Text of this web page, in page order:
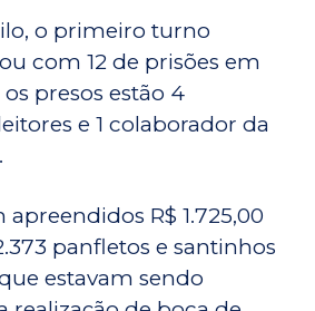
o primeiro turno
com 12 de prisões em
presos estão 4
e 1 colaborador da
R$ 1.725,00
panfletos e santinhos
estavam sendo